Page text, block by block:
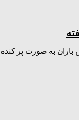
به صورت